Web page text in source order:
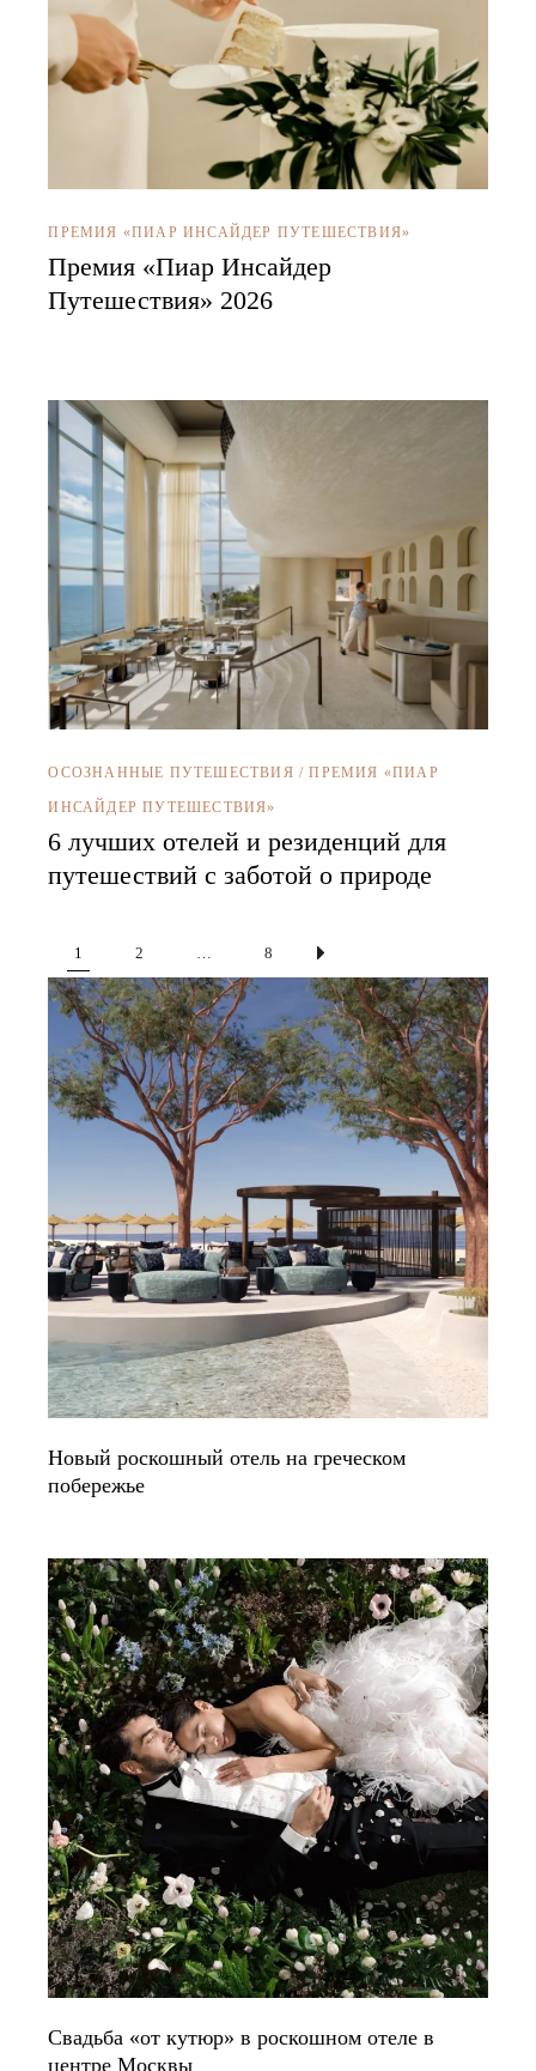
ПРЕМИЯ «ПИАР ИНСАЙДЕР ПУТЕШЕСТВИЯ»
Премия «Пиар Инсайдер
Путешествия» 2026
ОСОЗНАННЫЕ ПУТЕШЕСТВИЯ /ПРЕМИЯ «ПИАР
ИНСАЙДЕР ПУТЕШЕСТВИЯ»
6 лучших отелей и резиденций для
путешествий с заботой о природе
Пагинация
записей
1 2 … 8
Новый роскошный отель на греческом
побережье
Свадьба «от кутюр» в роскошном отеле в
центре Москвы